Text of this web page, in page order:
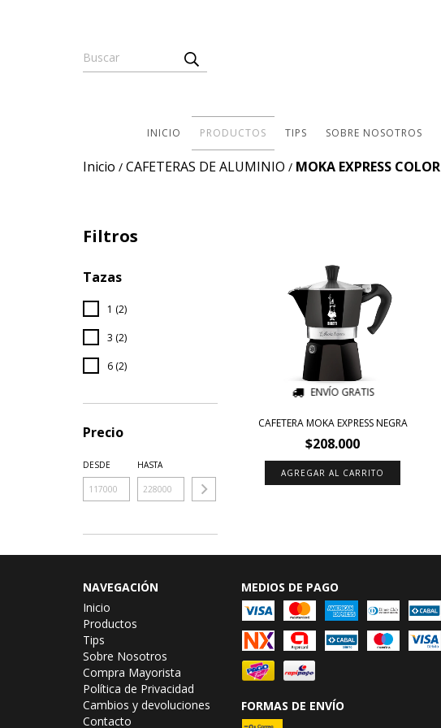
INICIO PRODUCTOS TIPS SOBRE NOSOTROS
Inicio / CAFETERAS DE ALUMINIO / MOKA EXPRESS COLOR
Filtros
Tazas
1 (2)
3 (2)
6 (2)
Precio
DESDE HASTA
ENVÍO GRATIS
CAFETERA MOKA EXPRESS NEGRA
$208.000
AGREGAR AL CARRITO
NAVEGACIÓN
Inicio
Productos
Tips
Sobre Nosotros
Compra Mayorista
Política de Privacidad
Cambios y devoluciones
Contacto
MEDIOS DE PAGO
FORMAS DE ENVÍO